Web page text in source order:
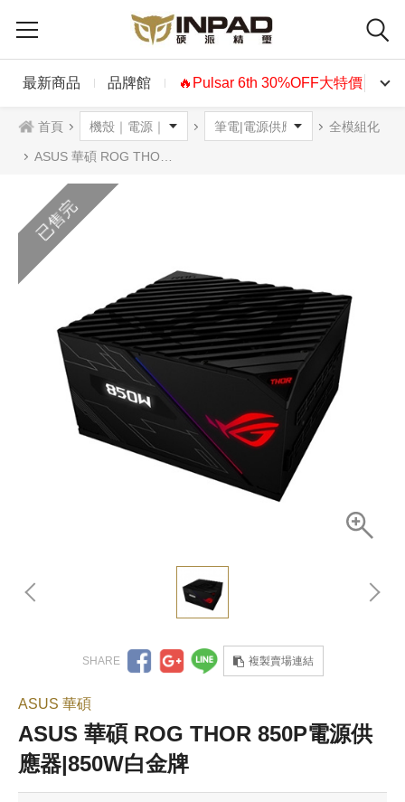
最新商品 品牌館 🔥Pulsar 6th 30%OFF大特價🔥
首頁 全模組化
ASUS 華碩 ROG THOR 850P電源供應器|850W白金牌
已售完
複製賣場連結
ASUS 華碩
ASUS 華碩 ROG THOR 850P電源供
應器|850W白金牌